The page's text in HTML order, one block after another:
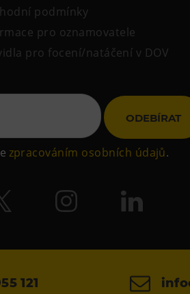
podmínky
pro oznamovatele
pro focení/natáčení v DOV
ODEBÍRAT
zpracováním osobních údajů.
121